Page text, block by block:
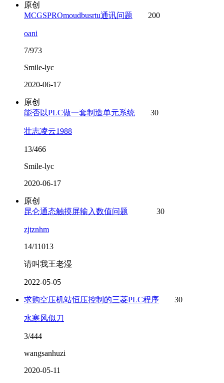
原创
MCGSPROmoudbusrtu通讯问题
200
oani
7/973
Smile-lyc
2020-06-17
原创
能否以PLC做一套制造单元系统
30
壮志凌云1988
13/466
Smile-lyc
2020-06-17
原创
昆仑通态触摸屏输入数值问题
30
zjtznhm
14/11013
请叫我王老湿
2022-05-05
求购空压机站恒压控制的三菱PLC程序 30
水寒风似刀
3/444
wangsanhuzi
2020-05-11